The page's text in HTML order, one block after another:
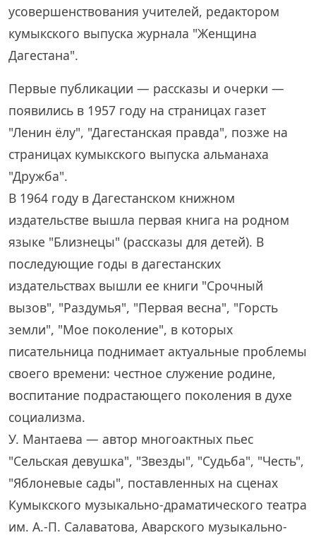
усовершенствования учителей, редактором
кумыкского выпуска журнала "Женщина
Дагестана".
Первые публикации — рассказы и очерки —
появились в 1957 году на страницах газет
"Ленин ёлу", "Дагестанская правда", позже на
страницах кумыкского выпуска альманаха
"Дружба".
В 1964 году в Дагестанском книжном
издательстве вышла первая книга на родном
языке "Близнецы" (рассказы для детей). В
последующие годы в дагестанских
издательствах вышли ее книги "Срочный
вызов", "Раздумья", "Первая весна", "Горсть
земли", "Мое поколение", в которых
писательница поднимает актуальные проблемы
своего времени: честное служение родине,
воспитание подрастающего поколения в духе
социализма.
У. Мантаева — автор многоактных пьес
"Сельская девушка", "Звезды", "Судьба", "Честь",
"Яблоневые сады", поставленных на сценах
Кумыкского музыкально-драматического театра
им. А.-П. Салаватова, Аварского музыкально-